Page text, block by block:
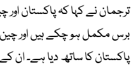
برس مکمل ہو چکے ہیں اور
پاکستان کا ساتھ دیا ہے۔ ان